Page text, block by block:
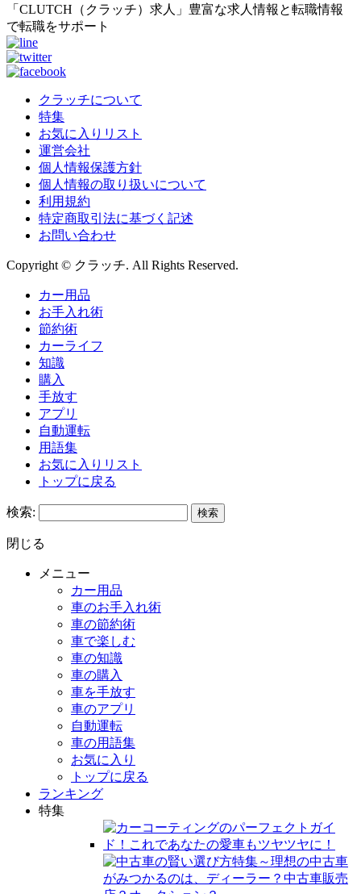
「CLUTCH（クラッチ）求人」豊富な求人情報と転職情報
で転職をサポート
クラッチについて
特集
お気に入りリスト
運営会社
個人情報保護方針
個人情報の取り扱いについて
利用規約
特定商取引法に基づく記述
お問い合わせ
Copyright © クラッチ. All Rights Reserved.
カー用品
お手入れ術
節約術
カーライフ
知識
購入
手放す
アプリ
自動運転
用語集
お気に入りリスト
トップに戻る
検索:
閉じる
メニュー
カー用品
車のお手入れ術
車の節約術
車で楽しむ
車の知識
車の購入
車を手放す
車のアプリ
自動運転
車の用語集
お気に入り
トップに戻る
ランキング
特集